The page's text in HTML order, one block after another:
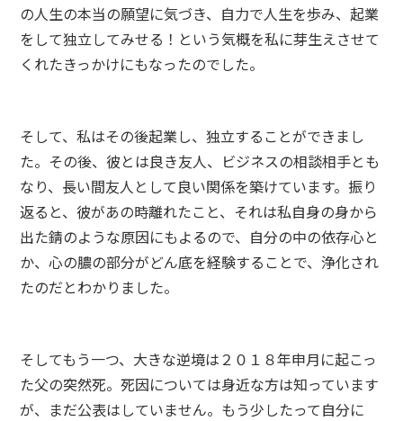
の人生の本当の願望に気づき、自力で人生を歩み、起業
をして独立してみせる！という気概を私に芽生えさせて
くれたきっかけにもなったのでした。
そして、私はその後起業し、独立することができまし
た。その後、彼とは良き友人、ビジネスの相談相手とも
なり、長い間友人として良い関係を築けています。振り
返ると、彼があの時離れたこと、それは私自身の身から
出た錆のような原因にもよるので、自分の中の依存心と
か、心の膿の部分がどん底を経験することで、浄化され
たのだとわかりました。
そしてもう一つ、大きな逆境は２０１８年申月に起こっ
た父の突然死。死因については身近な方は知っています
が、まだ公表はしていません。もう少したって自分に